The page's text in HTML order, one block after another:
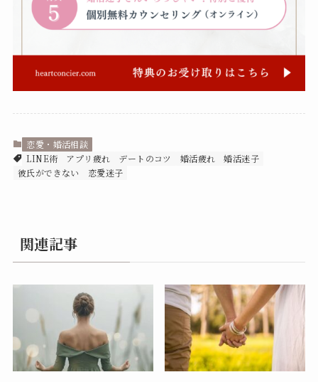
恋愛・婚活相談
LINE術
アプリ疲れ デートのコツ 婚活疲れ
婚活迷子
彼氏ができない
恋愛迷子
関連記事